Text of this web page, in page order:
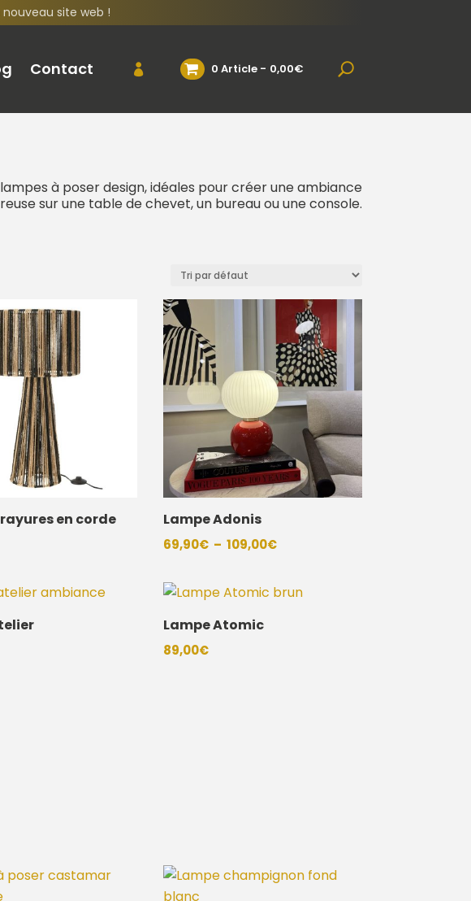
site web !
Contact 0 Article 0,00€
à poser design, idéales pour créer une ambiance
sur une table de chevet, un bureau ou une console.
en corde Lampe Adonis
69,90€ – 109,00€Plage
prix :
Lampe Atomic
89,00€